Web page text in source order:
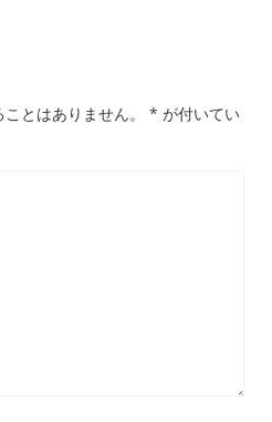
とはありません。 * が付いてい